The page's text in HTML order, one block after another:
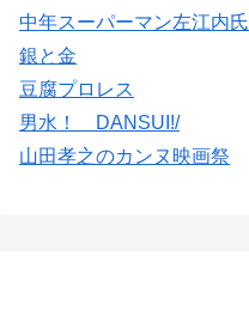
中年スーパーマン左江内氏
銀と金
豆腐プロレス
男水！ DANSUI!/
山田孝之のカンヌ映画祭